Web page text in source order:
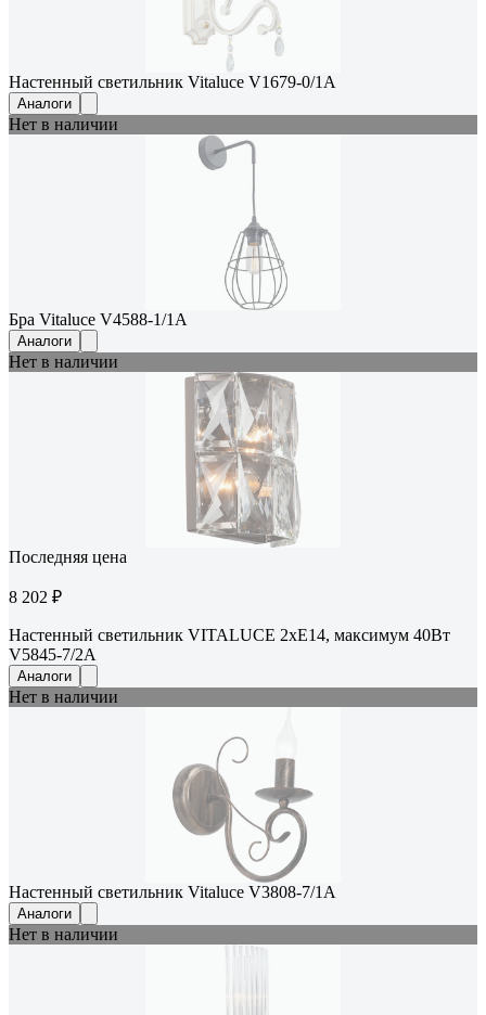
Настенный светильник Vitaluce V1679-0/1A
Аналоги
Нет в наличии
Бра Vitaluce V4588-1/1A
Аналоги
Нет в наличии
Последняя цена
8 202 ₽
Настенный светильник VITALUCE 2хЕ14, максимум 40Вт
V5845-7/2A
Аналоги
Нет в наличии
Настенный светильник Vitaluce V3808-7/1A
Аналоги
Нет в наличии